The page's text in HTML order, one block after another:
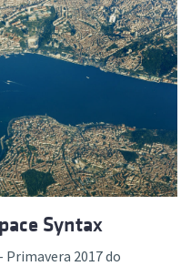
Syntax
2017 do